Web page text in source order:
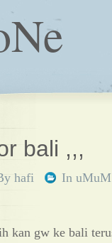
bali ,,,
hafi In uMuM
kan gw ke bali